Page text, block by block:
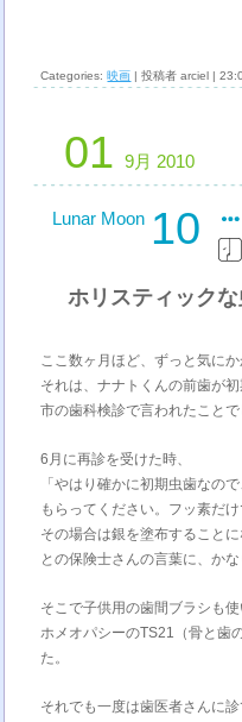
Categories:映画 | 投稿者 arciel |
01 9月 2010
Lunar Moon 10
ホリスティック
ここ数ヶ月ほど、ずっと気にか
それは、ナナトくんの前歯が
市の歯科検診で言われたことで
6月に再診を受けた時、
「やはり確かに初期虫歯なの
もらってください。フッ素だ
その場合は銀を塗布することに
との保険士さんの言葉に、か
そこで子供用の歯間ブラシも
ホメオパシーのTS21（骨と歯
た。
それでも一度は歯医者さんに